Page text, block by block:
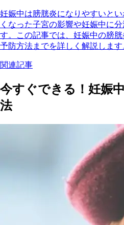
妊娠中は膀胱炎になりやすいと
くなった子宮の影響や妊娠中に
す。この記事では、妊娠中の膀
予防方法までを詳しく解説します
関連記事
今すぐできる！妊娠
法